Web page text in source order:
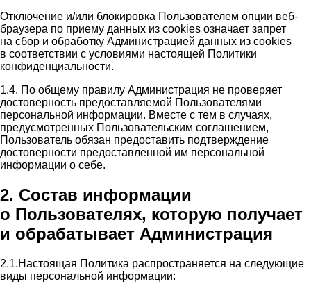
Отключение и/или блокировка Пользователем опции веб-
браузера по приему данных из cookies означает запрет
на сбор и обработку Администрацией данных из cookies
в соответствии с условиями настоящей Политики
конфиденциальности.
1.4. По общему правилу Администрация не проверяет
достоверность предоставляемой Пользователями
персональной информации. Вместе с тем в случаях,
предусмотренных Пользовательским соглашением,
Пользователь обязан предоставить подтверждение
достоверности предоставленной им персональной
информации о себе.
2. Состав информации
о Пользователях, которую получает
и обрабатывает Администрация
2.1.Настоящая Политика распространяется на следующие
виды персональной информации: